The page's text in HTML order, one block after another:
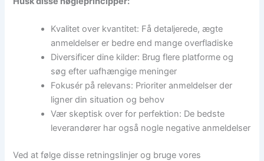
Kvalitet over kvantitet: Få detaljerede, ægte
anmeldelser er bedre end mange overfladiske
Diversificer dine kilder: Brug flere platforme og
søg efter uafhængige meninger
Fokusér på relevans: Prioriter anmeldelser der
ligner din situation og behov
Vær skeptisk over for perfektion: De bedste
leverandører har også nogle negative anmeldelser
Ved at følge disse retningslinjer og bruge vores